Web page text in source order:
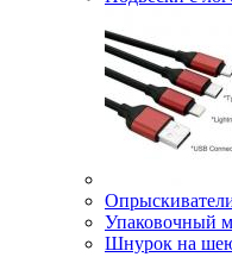
Упаковочный
Шнурок на